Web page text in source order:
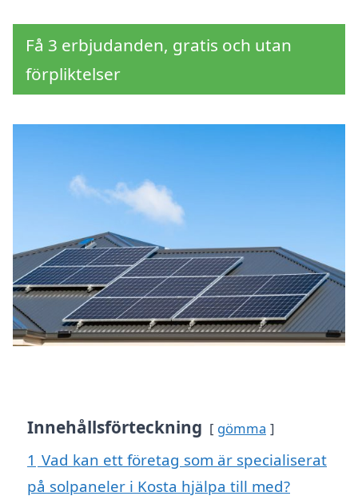
Få 3 erbjudanden, gratis och utan
förpliktelser
Innehållsförteckning gömma
1 Vad kan ett företag som är specialiserat
på solpaneler i Kosta hjälpa till med?